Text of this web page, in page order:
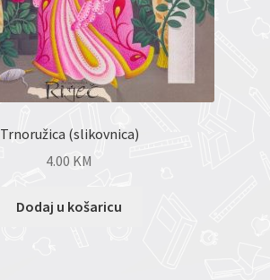
Trnoružica (slikovnica)
4.00 KM
Dodaj u košaricu